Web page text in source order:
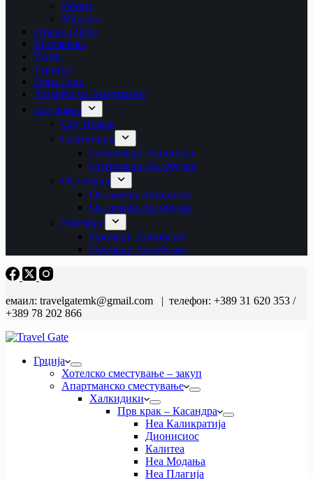
Ибица
Мајорка
Италија Лето
Крстарења
Тунис
Турција
Црна Гора
Лазаревски Апартмани
Патувања
City Breaks
Септември
Септември Авионски
Септември Автобуски
Октомври
Октомври Авионски
Октомври Автобуски
Ноември
Ноември Авионски
Ноември Автобуски
емаил: travelgatemk@gmail.com | телефон: +389 31 620 353 /
+389 78 202 866
Грција
Хотелско сместување – закуп
Апартманско сместување
Халкидики
Прв крак – Касандра
Неа Каликратија
Дионисиос
Калитеа
Неа Модања
Неа Плагија